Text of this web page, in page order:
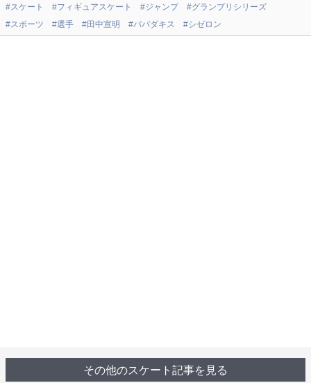
#スケート #フィギュアスケート #ジャンプ
#グランプリシリーズ
#スポーツ
#選手 #田中宣明 #パパダキス #シゼロン
その他のスケート記事を見る